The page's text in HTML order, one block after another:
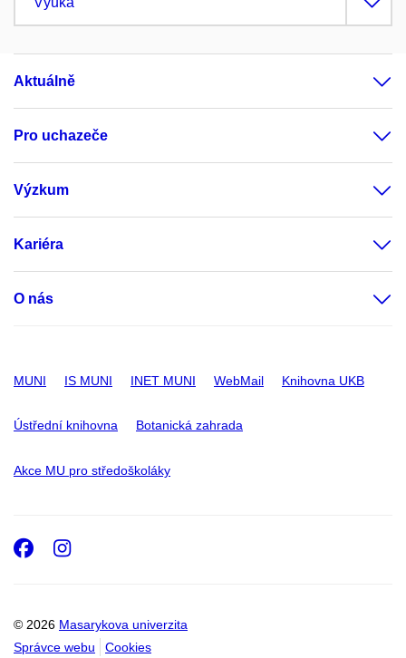
Aktuálně
Pro uchazeče
Výzkum
Kariéra
O nás
MUNI IS MUNI INET MUNI WebMail Knihovna UKB
Ústřední knihovna Botanická zahrada
Akce MU pro středoškoláky
© 2026 Masarykova univerzita
Správce webu
Cookies
Facebook
Instagram